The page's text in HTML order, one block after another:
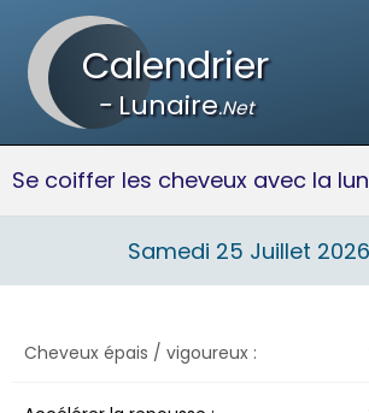
Calendrier
-Lunaire.Net
Se coiffer les cheveux avec la
Samedi 25 Juillet 2026
Cheveux épais / vigoureux :